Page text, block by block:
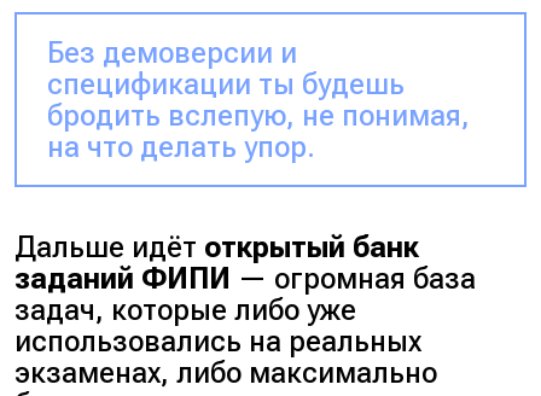
Без демоверсии и
спецификации ты будешь
бродить вслепую, не понимая,
на что делать упор.
Дальше идёт открытый банк
заданий ФИПИ — огромная база
задач, которые либо уже
использовались на реальных
экзаменах, либо максимально